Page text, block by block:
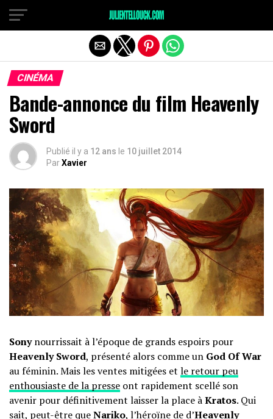
CINÉMA
Bande-annonce du film Heavenly
Sword
Publié il y a 12 ans le 10 juillet 2014
ParXavier
Sonynourrissait à l’époque de grands espoirs pour
Heavenly Sword, présenté alors comme un God Of War
au féminin. Mais les ventes mitigées et le retour peu
enthousiaste de la presse ont rapidement scellé son
avenir pour définitivement laisser la place àKratos. Qui
sait, peut-être queNariko, l’héroïne de d’Heavenly